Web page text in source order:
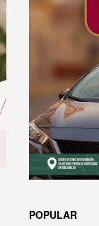
POPULAR